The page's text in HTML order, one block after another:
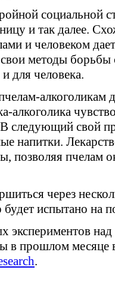
социальной
и так далее.
и человеком
методы борьбы
для человека.
алкоголикам
алкоголика
следующий свой
напитки.
позволяя пчелам
через
будет испытано на
экспериментов
в прошлом месяце
.